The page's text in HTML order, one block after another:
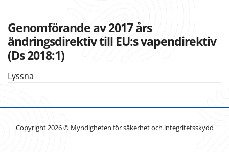
Genomförande av 2017 års
ändringsdirektiv till EU:s vapendirektiv
(Ds 2018:1)
Lyssna
Copyright 2026 © Myndigheten för säkerhet och integritetsskydd